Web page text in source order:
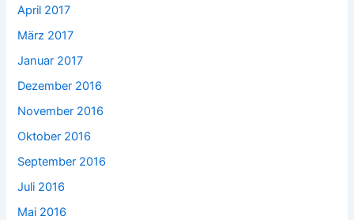
April 2017
März 2017
Januar 2017
Dezember 2016
November 2016
Oktober 2016
September 2016
Juli 2016
Mai 2016